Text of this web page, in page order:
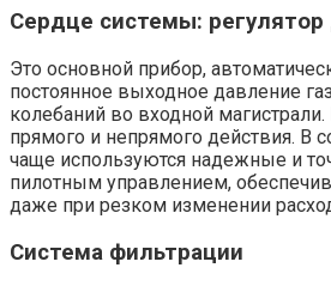
Сердце системы: регулятор
Это основной прибор,
постоянное выходное давление
колебаний во входной
прямого и непрямого действия. В
чаще используются надежные и
пилотным управлением,
даже при резком изменении
Система фильтрации